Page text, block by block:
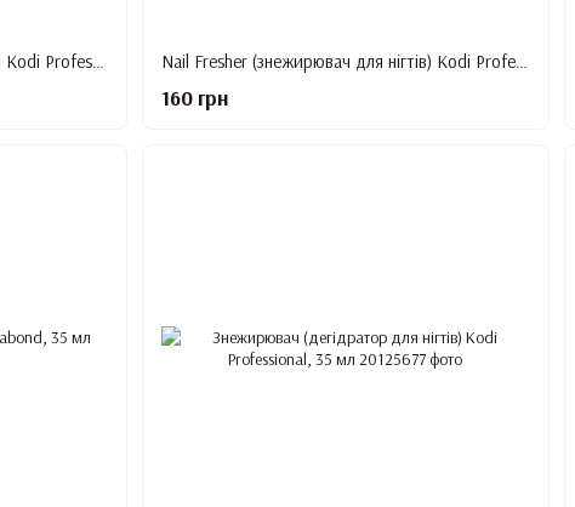
Nail Fresher (дегідратор для нігтів) Kodi Professional, 15 мл Nail Fresher (знежирювач для нігтів) Kodi Professional, 250 мл.
160 грн